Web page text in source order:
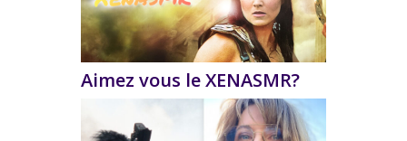
Aimez vous le XENASMR?